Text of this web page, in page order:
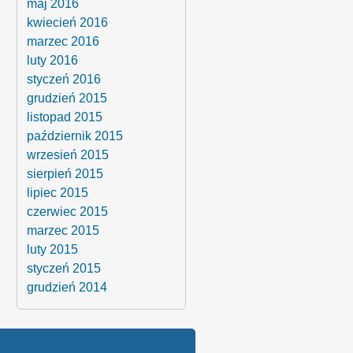
maj 2016
kwiecień 2016
marzec 2016
luty 2016
styczeń 2016
grudzień 2015
listopad 2015
październik 2015
wrzesień 2015
sierpień 2015
lipiec 2015
czerwiec 2015
marzec 2015
luty 2015
styczeń 2015
grudzień 2014